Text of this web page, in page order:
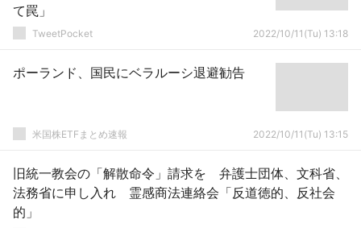
て罠」
TweetPocket 2022/10/11(Tu) 13:18
ポーランド、国民にベラルーシ退避勧告
米国株ETFまとめ速報 2022/10/11(Tu) 13:15
旧統一教会の「解散命令」請求を 弁護士団体、文科省、
法務省に申し入れ 霊感商法連絡会「反道徳的、反社会
的」